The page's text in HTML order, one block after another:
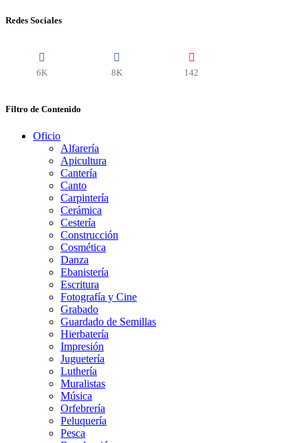
Redes Sociales
6K 8K 142
Filtro de Contenido
Oficio
Alfarería
Apicultura
Cantería
Canto
Carpintería
Cerámica
Cestería
Construcción
Cosmética
Danza
Ebanistería
Escritura
Fotografía y Cine
Grabado
Guardado de Semillas
Hierbatería
Impresión
Juguetería
Luthería
Muralistas
Música
Orfebrería
Peluquería
Pesca